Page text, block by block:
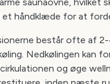
et håndklæde for at
består ofte af
Nedkølingen kan
og øge